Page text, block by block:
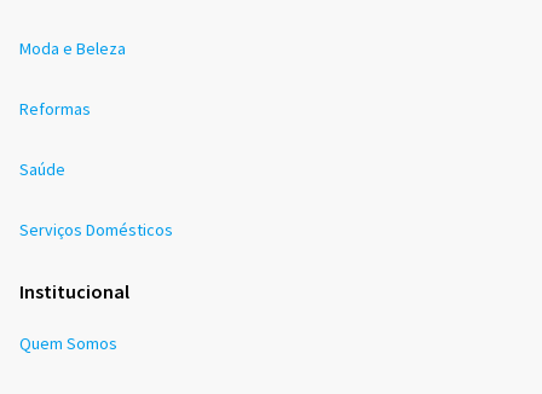
Moda e Beleza
Reformas
Saúde
Serviços Domésticos
Institucional
Quem Somos